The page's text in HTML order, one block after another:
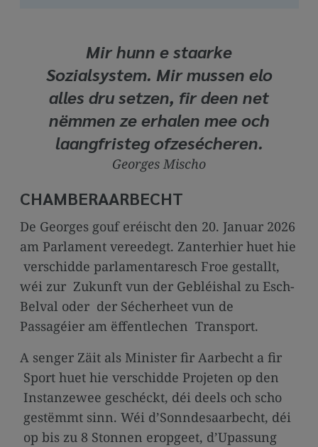
Mir hunn e staarke
Sozialsystem. Mir mussen elo
alles dru setzen, fir deen net
nëmmen ze erhalen mee och
laangfristeg ofzesécheren.
Georges Mischo
CHAMBERAARBECHT
De Georges gouf eréischt den 20. Januar 2026
am Parlament vereedegt. Zanterhier huet hie
verschidde parlamentaresch Froe gestallt,
wéi zur Zukunft vun der Gebléishal zu Esch-
Belval oder der Sécherheet vun de
Passagéier am ëffentlechen Transport.
A senger Zäit als Minister fir Aarbecht a fir
Sport huet hie verschidde Projeten op den
Instanzewee geschéckt, déi deels och scho
gestëmmt sinn. Wéi d’Sonndesaarbecht, déi
op bis zu 8 Stonnen eropgeet, d’Upassung